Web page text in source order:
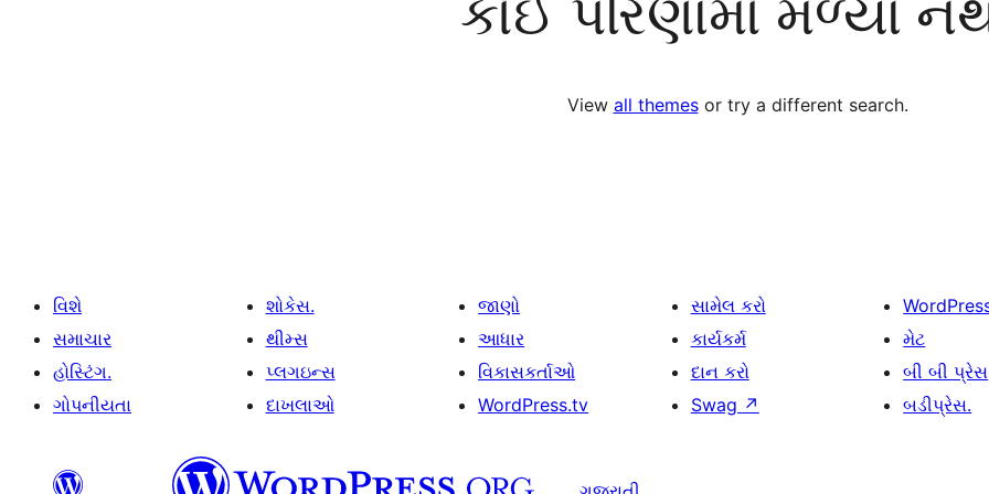
કોઈ પરિણામો મળ્યા
View all themesor try a different search.
વિશે
સમાચાર
હોસ્ટિંગ.
ગોપનીયતા
શોકેસ.
થીમ્સ
પ્લગઇન્સ
દાખલાઓ
જાણો
આધાર
વિકાસકર્તાઓ
WordPress.tv
સામેલ કરો
કાર્યકર્મ
દાન કરો
Swag ↗
મેટ
બી બી પ્રેસ
બડીપ્રેસ.